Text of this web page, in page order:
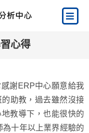
心得
謝ERP中心願意給我
助教，過去雖然沒接
教導下，也能很快的
為十年以上業界經驗的